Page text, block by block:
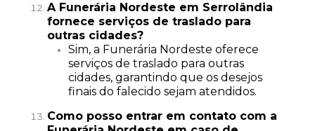
A Funerária Nordeste em Serrolândia
fornece serviços de traslado para
outras cidades?
Sim, a Funerária Nordeste oferece
serviços de traslado para outras
cidades, garantindo que os desejos
finais do falecido sejam atendidos.
Como posso entrar em contato com a